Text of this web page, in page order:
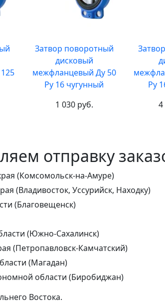
Затвор поворотный
дисковый
межфланцевый Ду 50
Ру 16 чугунный
1 030 руб.
Ру
4
отправку
(Комсомольск-на-Амуре)
(Владивосток, Уссурийск, Находку)
(Благовещенск)
(Южно-Сахалинск)
(Петропавловск-Камчатский)
(Магадан)
области (Биробиджан)
Востока.